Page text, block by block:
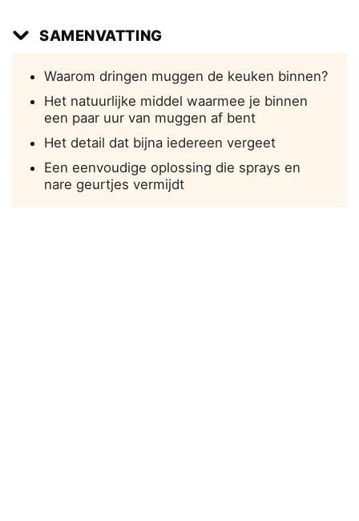
SAMENVATTING
Waarom dringen muggen de keuken binnen?
Het natuurlijke middel waarmee je binnen
een paar uur van muggen af bent
Het detail dat bijna iedereen vergeet
Een eenvoudige oplossing die sprays en
nare geurtjes vermijdt